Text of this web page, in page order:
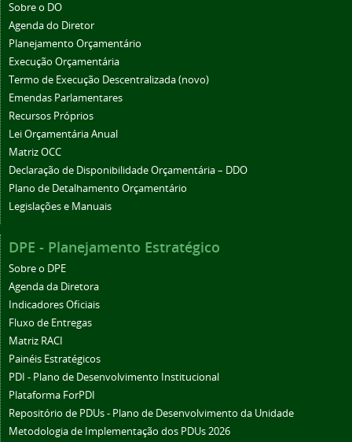
Sobre o DO
Agenda do Diretor
Planejamento Orçamentário
Execução Orçamentária
Termo de Execução Descentralizada (novo)
Emendas Parlamentares
Recursos Próprios
Lei Orçamentária Anual
Matriz OCC
Declaração de Disponibilidade Orçamentária – DDO
Plano de Detalhamento Orçamentário
Legislações e Manuais
DPE - Planejamento Estratégico
Sobre o DPE
Agenda da Diretora
Indicadores Oficiais
Fluxo de Entregas
Matriz RACI
Painéis Estratégicos
PDI - Plano de Desenvolvimento Institucional
Plataforma ForPDI
Repositório de PDUs - Plano de Desenvolvimento da Unidade
Metodologia de Implementação dos PDUs 2026